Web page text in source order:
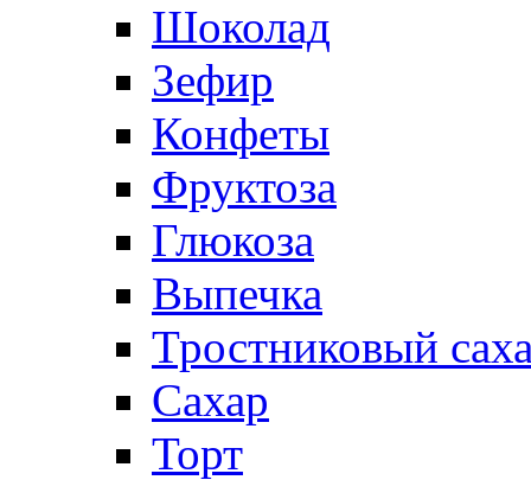
Шоколад
Зефир
Конфеты
Фруктоза
Глюкоза
Выпечка
Тростниковый
Сахар
Торт